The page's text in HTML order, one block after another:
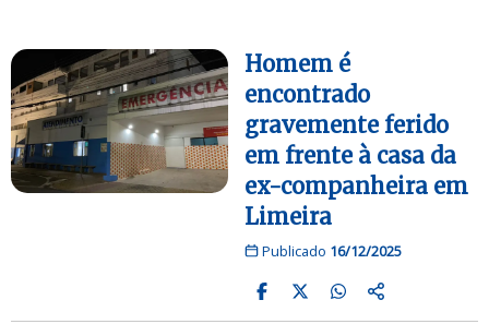
Homem é
encontrado
gravemente ferido
em frente à casa da
ex-companheira em
Limeira
Publicado 16/12/2025